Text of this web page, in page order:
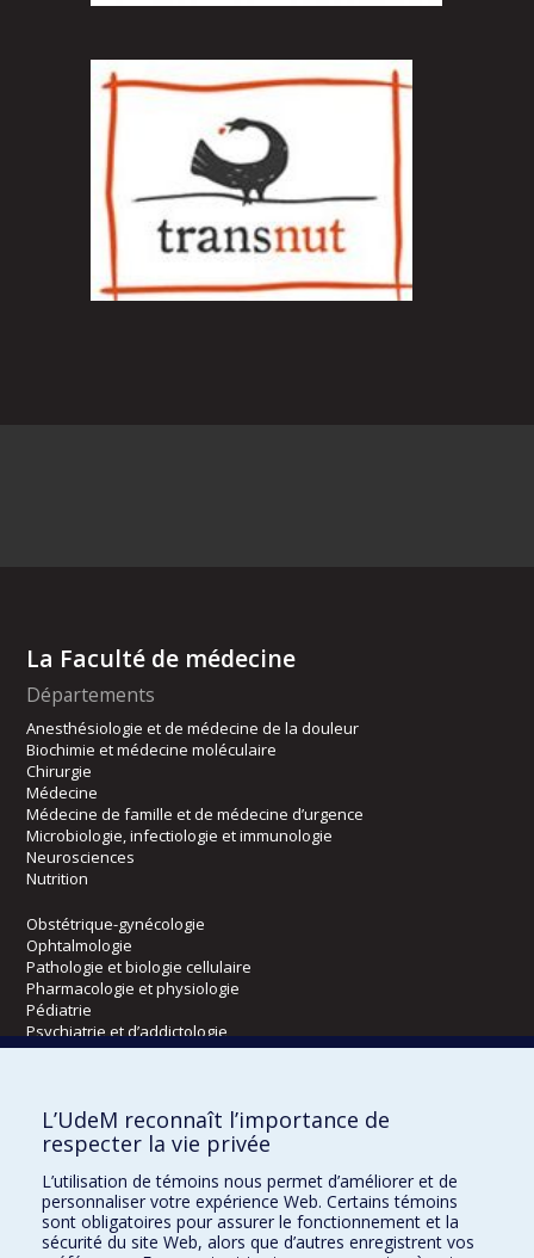
La Faculté de médecine
Départements
Anesthésiologie et de médecine de la douleur
Biochimie et médecine moléculaire
Chirurgie
Médecine
Médecine de famille et de médecine d’urgence
Microbiologie, infectiologie et immunologie
Neurosciences
Nutrition
Obstétrique-gynécologie
Ophtalmologie
Pathologie et biologie cellulaire
Pharmacologie et physiologie
Pédiatrie
Psychiatrie et d’addictologie
Radiologie, radio-oncologie et médecine nucléaire
Écoles
Orthophonie et audiologie
Réadaptation
L’UdeM reconnaît l’importance de
respecter la vie privée
L’utilisation de témoins nous permet d’améliorer et de
personnaliser votre expérience Web. Certains témoins
sont obligatoires pour assurer le fonctionnement et la
sécurité du site Web, alors que d’autres enregistrent vos